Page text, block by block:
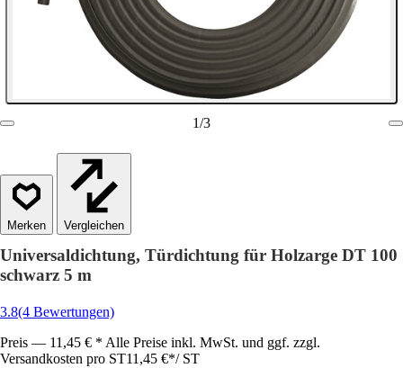
1/3
Vergleichen
Universaldichtung, Türdichtung für Holzarge DT 100
schwarz 5 m
3.8(4 Bewertungen)
Preis — 11,45 € * Alle Preise inkl. MwSt. und ggf. zzgl.
Versandkosten pro ST11,45 €*/ ST